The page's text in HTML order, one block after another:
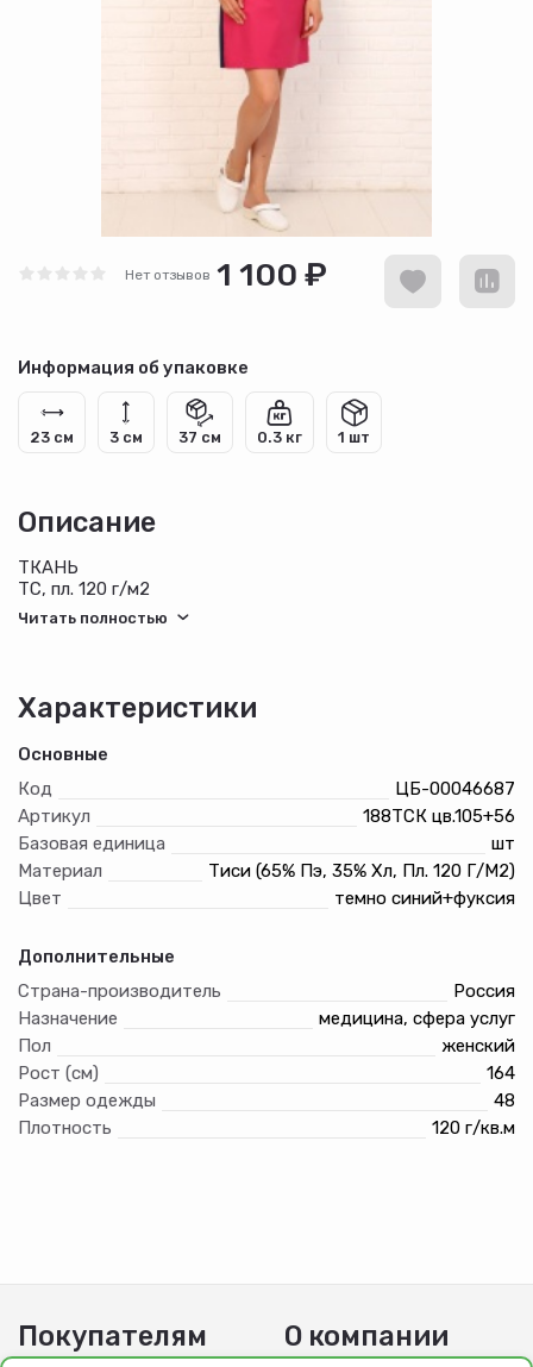
Нет отзывов 1 100 ₽
Информация об упаковке
23 см 3 см 37 см 0.3 кг 1 шт
Описание
ТКАНЬ
TC, пл. 120 г/м2
СОСТАВ
Длина рукава
Короткий
Характеристики
Основные
Код
ЦБ-00046687
Артикул
188ТСК цв.105+56
Базовая единица
шт
Материал
Тиси (65% Пэ, 35% Хл, Пл. 120 Г/М2)
Цвет
темно синий+фуксия
Дополнительные
Страна-производитель
Россия
Назначение
медицина, сфера услуг
Пол
женский
Рост (см)
164
Размер одежды
48
Плотность
120 г/кв.м
Покупателям О компании